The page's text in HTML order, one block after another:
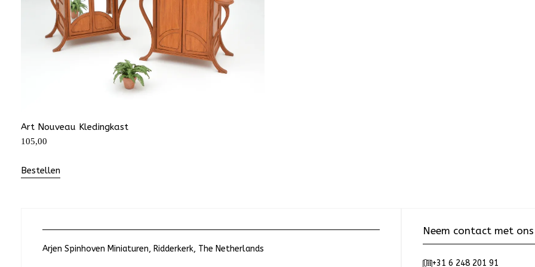
Art Nouveau Kledingkast
105,00
Bestellen
Arjen Spinhoven Miniaturen, Ridderkerk, The Netherlands
Neem contact met
+31 6 248 201 91